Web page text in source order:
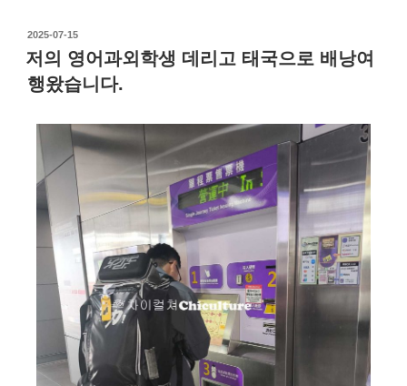
2025-07-15
저의 영어과외학생 데리고 태국으로 배낭여
행왔습니다.